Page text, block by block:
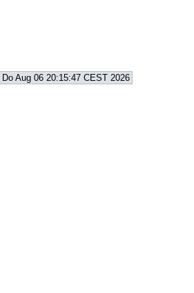
Do Aug 06 20:15:47 CEST 2026